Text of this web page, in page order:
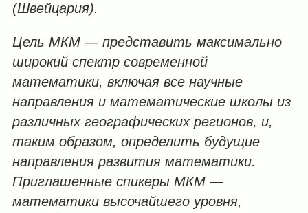
(Швейцария).
Цель МКМ — представить максимально
широкий спектр современной
математики, включая все научные
направления и математические школы из
различных географических регионов, и,
таким образом, определить будущие
направления развития математики.
Приглашенные спикеры МКМ —
математики высочайшего уровня,